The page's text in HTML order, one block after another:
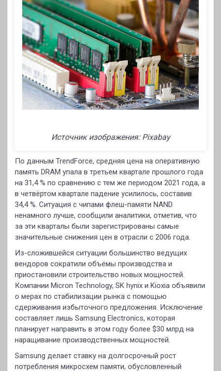
Источник изображения: Pixabay
По данным TrendForce, средняя цена на оперативную
память DRAM упала в третьем квартале прошлого года
на 31,4 % по сравнению с тем же периодом 2021 года, а
в четвёртом квартале падение усилилось, составив
34,4 %. Ситуация с чипами флеш-памяти NAND
ненамного лучше, сообщили аналитики, отметив, что
за эти кварталы были зарегистрированы самые
значительные снижения цен в отрасли с 2006 года.
Из-сложившейся ситуации большинство ведущих
вендоров сократили объёмы производства и
приостановили строительство новых мощностей.
Компании Micron Technology, SK hynix и Kioxia объявили
о мерах по стабилизации рынка с помощью
сдерживания избыточного предложения. Исключение
составляет лишь Samsung Electronics, которая
планирует направить в этом году более $30 млрд на
наращивание производственных мощностей.
Samsung делает ставку на долгосрочный рост
потребления микросхем памяти, обусловленный